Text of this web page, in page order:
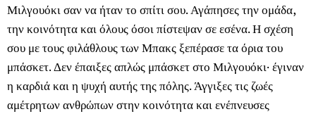
Μιλγουόκι σαν να ήταν το σπίτι σου. Αγάπησες την ομάδα,
την κοινότητα και όλους όσοι πίστεψαν σε εσένα. Η σχέση
σου με τους φιλάθλους των Μπακς ξεπέρασε τα όρια του
μπάσκετ. Δεν έπαιξες απλώς μπάσκετ στο Μιλγουόκι· έγιναν
η καρδιά και η ψυχή αυτής της πόλης. Άγγιξες τις ζωές
αμέτρητων ανθρώπων στην κοινότητα και ενέπνευσες